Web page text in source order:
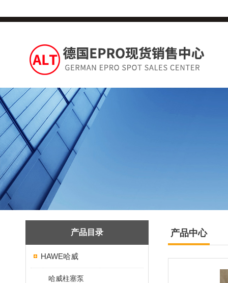
产品目录
HAWE哈威
哈威柱塞泵
产品中心